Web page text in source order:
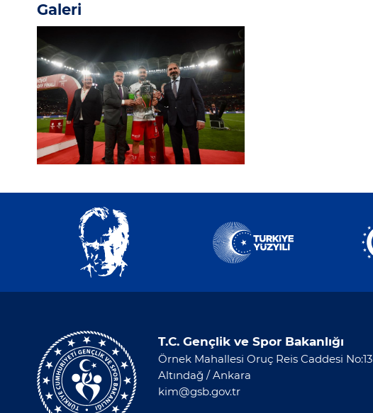
Galeri
T.C. Gençlik ve Spor Bakanlığı
Örnek Mahallesi Oruç Reis Caddesi No:13
Altındağ / Ankara
kim@gsb.gov.tr